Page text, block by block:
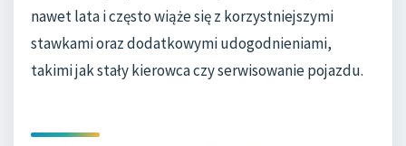
nawet lata i często wiąże się z korzystniejszymi
stawkami oraz dodatkowymi udogodnieniami,
takimi jak stały kierowca czy serwisowanie pojazdu.